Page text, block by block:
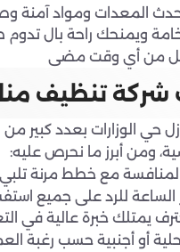
أحدث المعدات ومواد
ويمنحك راحة بال
من أي وقت مضى
تنظيف
حي الوزارات بعدد كبير
ومن أبرز ما نحرص عليه:
مع خطط مرنة تلبي
للرد على جميع
يمتلك خبرة عالية في
أو أجنبية حسب رغبة